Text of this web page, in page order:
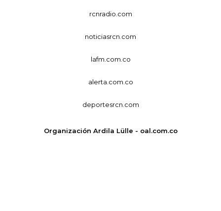
rcnradio.com
noticiasrcn.com
lafm.com.co
alerta.com.co
deportesrcn.com
Organización Ardila Lülle - oal.com.co